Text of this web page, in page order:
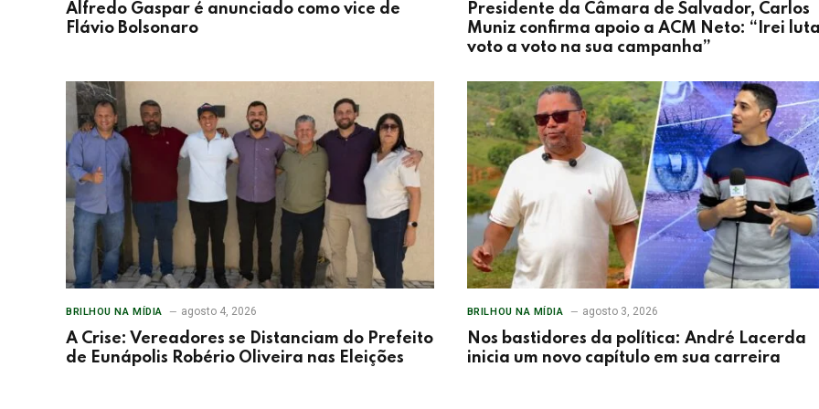
Alfredo Gaspar é anunciado como vice de
Flávio Bolsonaro
Presidente da Câmara de Salvador, Carlos
Muniz confirma apoio a ACM Neto: “Irei
voto a voto na sua campanha”
BRILHOU NA MÍDIA agosto 4, 2026
A Crise: Vereadores se Distanciam do Prefeito
de Eunápolis Robério Oliveira nas Eleições
BRILHOU NA MÍDIA agosto 3, 2026
Nos bastidores da política: André Lacerda
inicia um novo capítulo em sua carreira